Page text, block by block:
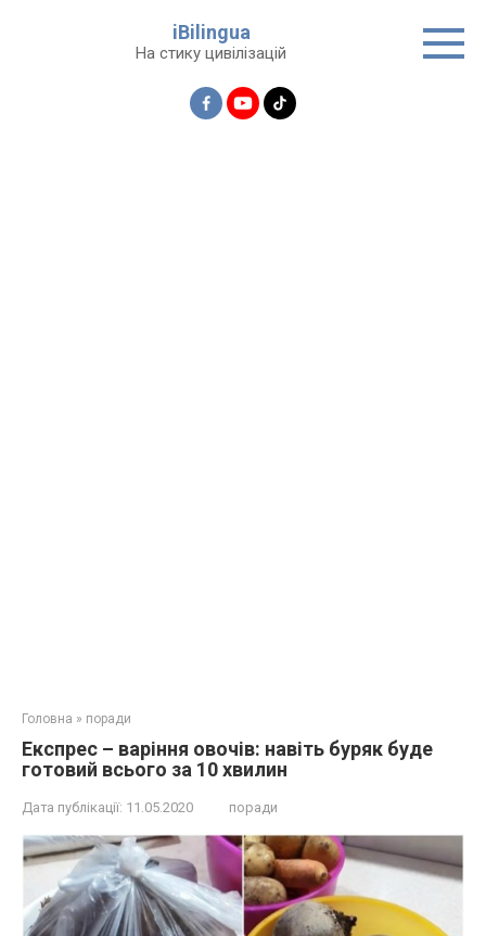
iBilingua
На стику цивілізацій
Головна » поради
Експрес – варіння овочів: навіть буряк буде
готовий всього за 10 хвилин
Дата публікації: 11.05.2020 поради